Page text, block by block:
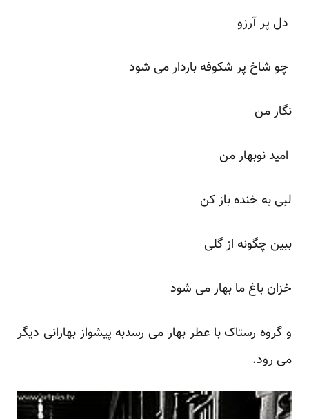
دل پر آرزو
چو شاخ پر شکوفه باردار می شود
نگار من
امید نوبهار من
لبی به خنده باز کن
ببین چگونه از گلی
خزان باغ ما بهار می شود
و گروه رستاک باعطر بهار می رسدبه پیشواز بهارانی دیگر
می رود.